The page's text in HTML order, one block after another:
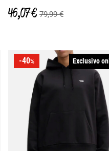
46,07 € 79,99 €
-40% Exclusivo